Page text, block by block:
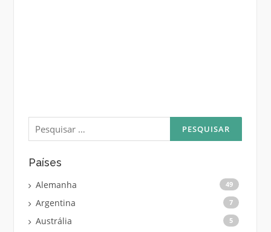
Pesquisar
por:
Países
Alemanha 49
Argentina 7
Austrália 5